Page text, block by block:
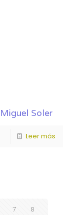
Soler
Leer más
7
8